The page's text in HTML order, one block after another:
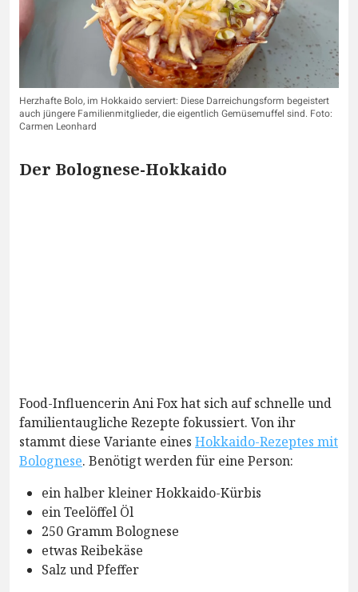
Herzhafte Bolo, im Hokkaido serviert: Diese Darreichungsform begeistert
auch jüngere Familienmitglieder, die eigentlich Gemüsemuffel sind. Foto:
Carmen Leonhard
Der Bolognese-Hokkaido
Food-Influencerin Ani Fox hat sich auf schnelle und
familientaugliche Rezepte fokussiert. Von ihr
stammt diese Variante eines Hokkaido-Rezeptes mit
Bolognese. Benötigt werden für eine Person:
ein halber kleiner Hokkaido-Kürbis
ein Teelöffel Öl
250 Gramm Bolognese
etwas Reibekäse
Salz und Pfeffer